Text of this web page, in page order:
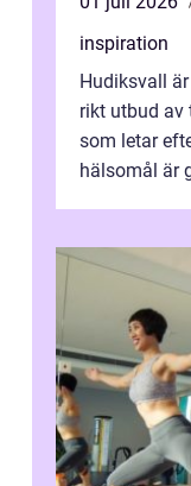
inspiration
Hudiksvall
rikt utbud av
som letar
hälsomål är